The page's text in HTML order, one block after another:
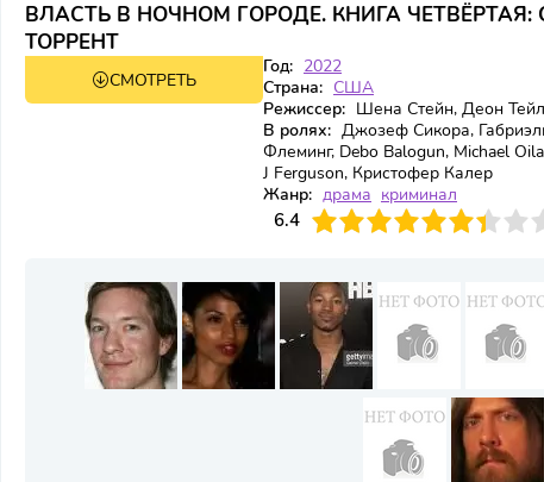
ВЛАСТЬ В НОЧНОМ ГОРОДЕ. КНИГА ЧЕТВЁРТАЯ:
ТОРРЕНТ
3 сезон 10 серия
7.72
СМОТРЕТЬ
Год: 2022
Страна: США
Режиссер: Шена Стейн, Деон
В ролях: Джозеф Сикора,
Флеминг, Debo Balogun, Michael
J Ferguson, Кристофер Калер
Жанр: драма криминал
6.4
4 6 7 8 9 10